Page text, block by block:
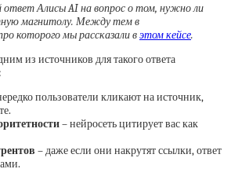
Алисы AI на вопрос о том, нужно ли
магнитолу. Между тем в
которого мы рассказали вэтом кейсе.
из источников для такого ответа
пользователи кликают на источник,
– нейросеть цитирует вас как
– даже если они накрутят ссылки, ответ